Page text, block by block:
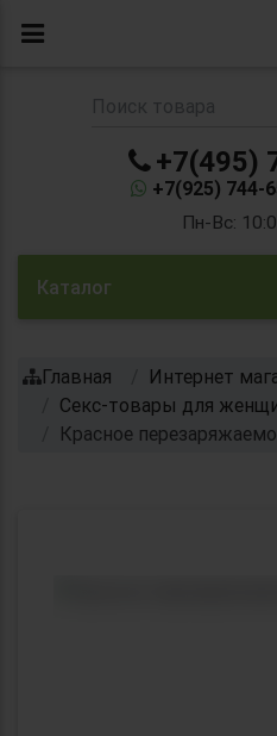
+7(495)
+7(925) 744-
Пн-Вс:
Каталог
Главная
Интернет
Секс-товары для
Красное